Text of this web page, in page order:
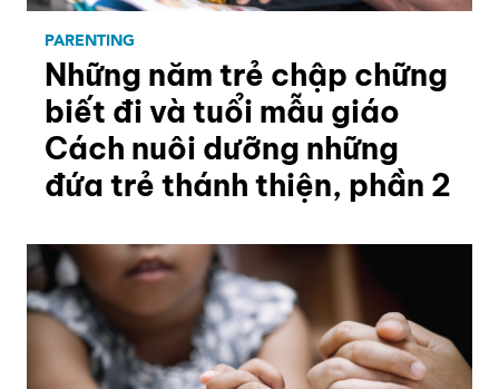
PARENTING
Những năm trẻ chập chững
biết đi và tuổi mẫu giáo
Cách nuôi dưỡng những
đứa trẻ thánh thiện, phần 2